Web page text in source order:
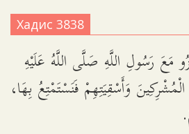
Хадис 3838
مَعَ رَسُولِ اللَّهِ صَلَّى اللَّهُ عَلَيْهِ
وَأَسْقِيَتِهِمْ فَنَسْتَمْتِعُ بِهَا،